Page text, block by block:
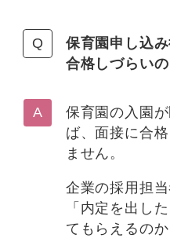
保育園申し込
合格しづらいの
保育園の入園
ば、面接に合
ません。
企業の採用担
「内定を出し
てもらえるの